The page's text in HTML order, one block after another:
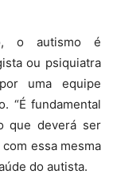
o autismo é
ou psiquiatra
uma equipe
“É fundamental
que deverá ser
essa mesma
do autista.